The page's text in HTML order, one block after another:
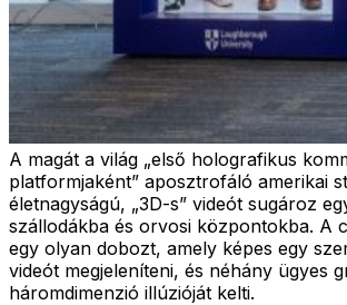
A magát a világ „első holografikus
platformjaként” aposztrofáló amerikai
életnagyságú, „3D-s” videót sugároz
szállodákba és orvosi központokba. A
egy olyan dobozt, amely képes egy
videót megjeleníteni, és néhány ügyes
háromdimenzió illúzióját kelti.